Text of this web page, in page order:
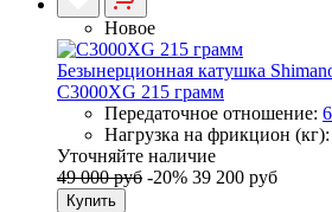
Новое
Безынерционная катушка
C3000XG 215 грамм
Передаточное отношение:
Нагрузка на фрикцион (кг):
Уточняйте наличие
49 000 руб -20% 39 200 руб
Купить